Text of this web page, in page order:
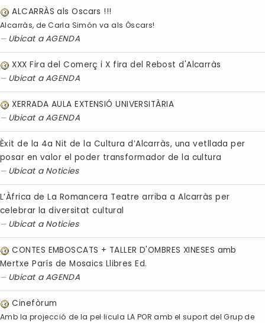
ALCARRÀS als Oscars !!!
Alcarràs, de Carla Simón va als Óscars!
Ubicat aAGENDA
XXX Fira del Comerç i X fira del Rebost d'Alcarràs
Ubicat aAGENDA
XERRADA AULA EXTENSIÓ UNIVERSITÀRIA
Ubicat aAGENDA
Èxit de la 4a Nit de la Cultura d’Alcarràs, una vetllada per
posar en valor el poder transformador de la cultura
Ubicat a Noticies
L’Àfrica de La Romancera Teatre arriba a Alcarràs per
celebrar la diversitat cultural
Ubicat a Noticies
CONTES EMBOSCATS + TALLER D'OMBRES XINESES amb
Mertxe París de Mosaics Llibres Ed.
Ubicat aAGENDA
Cinefòrum
Amb la projecció de la pel·licula LA POR amb el suport del Grup de